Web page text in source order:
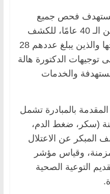
تستهدف فحص جميع
المواطنين من الفئة فوق سن الـ 40 عامًا، للكشف
عن الأمراض المزمنة وعلاجها والذين يبلغ عددهم 28
توجيهات الدكتورة هالة
والخدمات
بالمبادرة تشمل
(سكر، ضغط الدم،
المبكر عن الاعتلال
وقياس مؤشر
التوعية الصحية